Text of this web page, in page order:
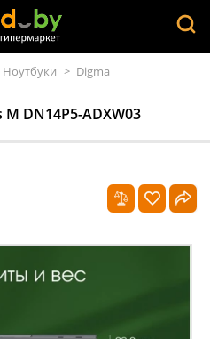
Ноутбуки > Digma
DN14P5-ADXW03